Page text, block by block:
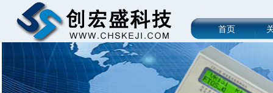
首页